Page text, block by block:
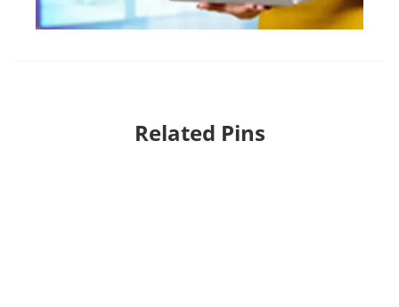
Related Pins